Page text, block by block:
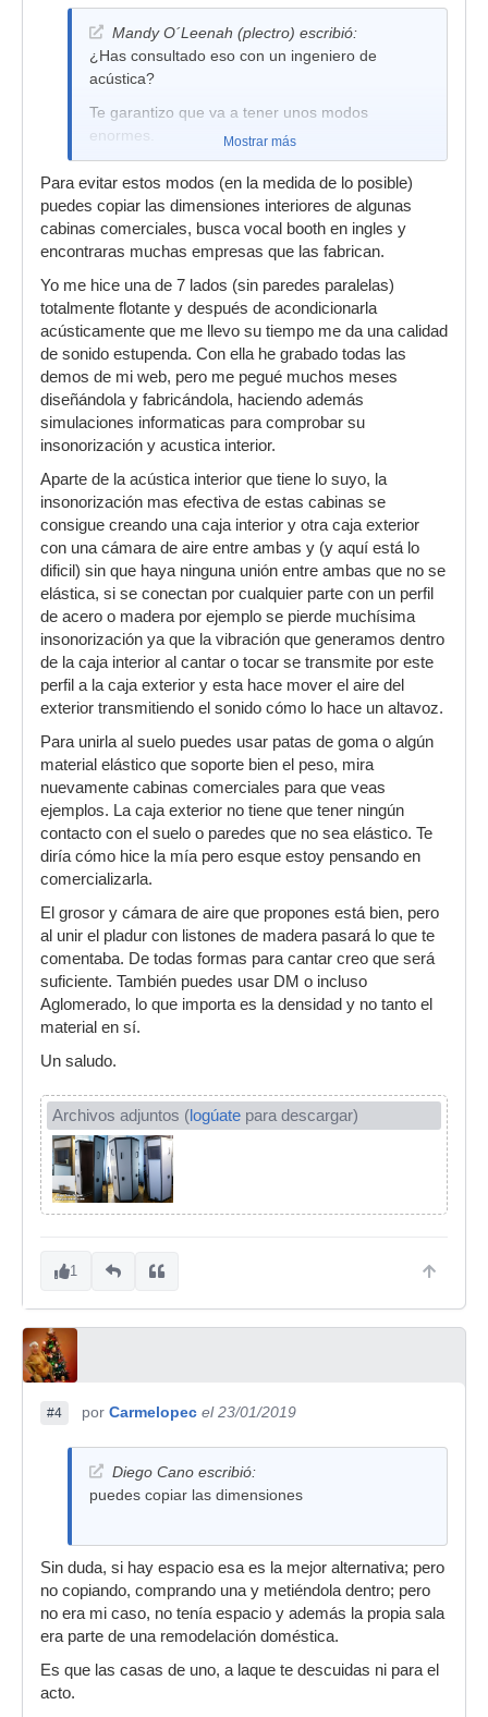
Mandy O´Leenah (plectro) escribió:
¿Has consultado eso con un ingeniero de
acústica?
Te garantizo que va a tener unos modos
enormes.
Mostrar más
Para evitar estos modos (en la medida de lo posible)
puedes copiar las dimensiones interiores de algunas
cabinas comerciales, busca vocal booth en ingles y
encontraras muchas empresas que las fabrican.
Yo me hice una de 7 lados (sin paredes paralelas)
totalmente flotante y después de acondicionarla
acústicamente que me llevo su tiempo me da una calidad
de sonido estupenda. Con ella he grabado todas las
demos de mi web, pero me pegué muchos meses
diseñándola y fabricándola, haciendo además
simulaciones informaticas para comprobar su
insonorización y acustica interior.
Aparte de la acústica interior que tiene lo suyo, la
insonorización mas efectiva de estas cabinas se
consigue creando una caja interior y otra caja exterior
con una cámara de aire entre ambas y (y aquí está lo
dificil) sin que haya ninguna unión entre ambas que no se
elástica, si se conectan por cualquier parte con un perfil
de acero o madera por ejemplo se pierde muchísima
insonorización ya que la vibración que generamos dentro
de la caja interior al cantar o tocar se transmite por este
perfil a la caja exterior y esta hace mover el aire del
exterior transmitiendo el sonido cómo lo hace un altavoz.
Para unirla al suelo puedes usar patas de goma o algún
material elástico que soporte bien el peso, mira
nuevamente cabinas comerciales para que veas
ejemplos. La caja exterior no tiene que tener ningún
contacto con el suelo o paredes que no sea elástico. Te
diría cómo hice la mía pero esque estoy pensando en
comercializarla.
El grosor y cámara de aire que propones está bien, pero
al unir el pladur con listones de madera pasará lo que te
comentaba. De todas formas para cantar creo que será
suficiente. También puedes usar DM o incluso
Aglomerado, lo que importa es la densidad y no tanto el
material en sí.
Un saludo.
Archivos adjuntos (logúate para descargar)
1
#4 por Carmelopec el 23/01/2019
Diego Cano escribió:
puedes copiar las dimensiones
Sin duda, si hay espacio esa es la mejor alternativa; pero
no copiando, comprando una y metiéndola dentro; pero
no era mi caso, no tenía espacio y además la propia sala
era parte de una remodelación doméstica.
Es que las casas de uno, a laque te descuidas ni para el
acto.